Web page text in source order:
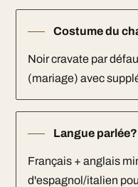
Costume du
Noir cravate par
(mariage) avec
Langue parlée?
Français + anglais
d'espagnol/italien